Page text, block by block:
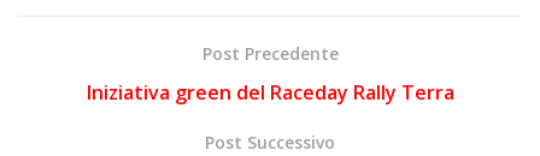
Post Precedente
Iniziativa green del Raceday Rally Terra
Post Successivo